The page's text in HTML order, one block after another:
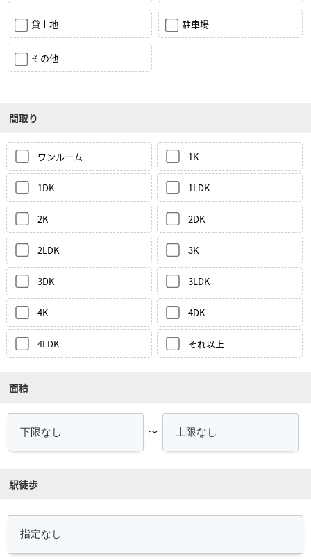
貸土地 駐車場
その他
間取り
ワンルーム 1K
1DK 1LDK
2K 2DK
2LDK 3K
3DK 3LDK
4K 4DK
4LDK それ以上
面積
～
駅徒歩